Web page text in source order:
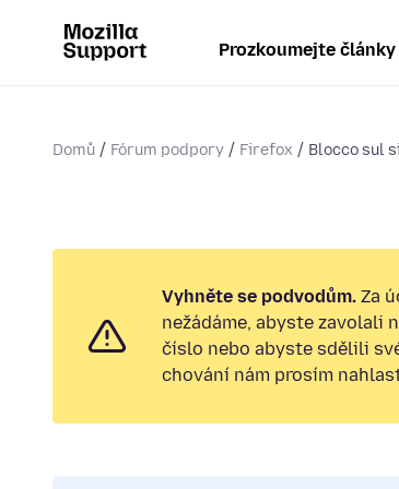
Prozkoumejte
Domů Fórum podpory Firefox Blocco sul
Vyhněte se podvodům. Za
nežádáme, abyste zavolali
číslo nebo abyste sdělili
chování nám prosím